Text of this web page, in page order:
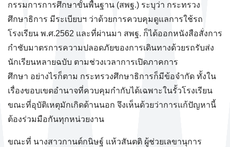
กรรมการการศึกษาขั้นพื้นฐาน (สพฐ.) ระบุว่า กระทรวง
ศึกษาธิการ มีระเบียบฯ ว่าด้วยการควบคุมดูแลการใช้รถ
โรงเรียน พ.ศ.2562 และที่ผ่านมา สพฐ. ก็ได้ออกหนังสือสั่งการ
กำชับมาตรการความปลอดภัยของการเดินทางด้วยรถรับส่ง
นักเรียนหลายฉบับ ตามช่วงเวลาการเปิดภาคการ
ศึกษา อย่างไรก็ตาม กระทรวงศึกษาธิการก็มีข้อจำกัด ทั้งใน
เรื่องขอบเขตอำนาจที่ควบคุมกำกับได้เฉพาะในรั้วโรงเรียน
ขณะที่อุบัติเหตุมักเกิดด้านนอก จึงเห็นด้วยว่าการแก้ปัญหานี้
ต้องร่วมมือกันทุกหน่วยงาน
ขณะที่ นางสาวกานต์กนิษฐ์ แห้วสันตติ ผู้ช่วยเลขานุการ